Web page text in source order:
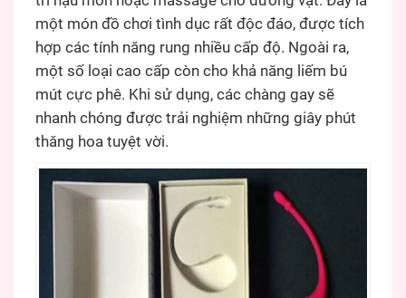
một món đồ chơi tình dục rất độc đáo, được tích
hợp các tính năng rung nhiều cấp độ. Ngoài ra,
một số loại cao cấp còn cho khả năng liếm bú
mút cực phê. Khi sử dụng, các chàng gay sẽ
nhanh chóng được trải nghiệm những giây phút
thăng hoa tuyệt vời.